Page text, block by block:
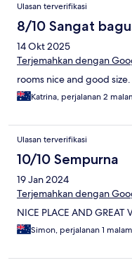
Ulasan terverifikasi
8/10 Sangat
14 Okt 2025
Terjemahkan dengan
rooms nice and good
Katrina, perjalanan 2
Ulasan terverifikasi
10/10 Sempurna
19 Jan 2024
Terjemahkan dengan
NICE PLACE AND GREAT
Simon, perjalanan 1 malam